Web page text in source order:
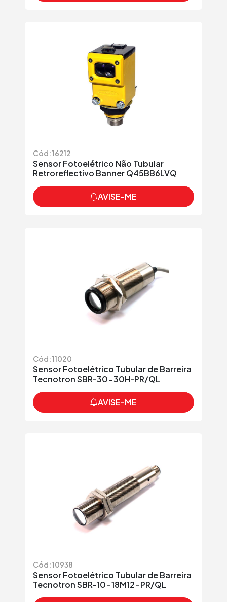
Cód: 16212
Sensor Fotoelétrico Não Tubular
Retroreflectivo Banner Q45BB6LVQ
AVISE-ME
Cód: 11020
Sensor Fotoelétrico Tubular de Barreira
Tecnotron SBR-30-30H-PR/QL
AVISE-ME
Cód: 10938
Sensor Fotoelétrico Tubular de Barreira
Tecnotron SBR-10-18M12-PR/QL